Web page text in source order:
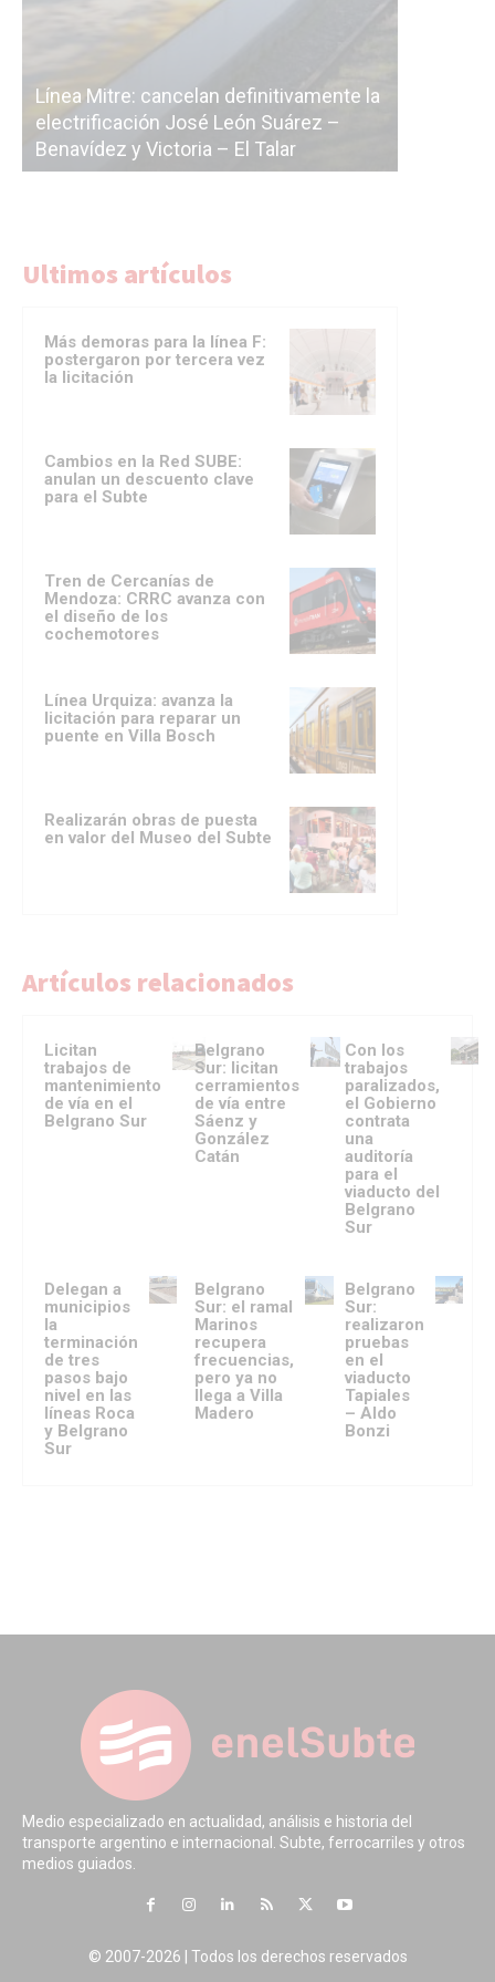
La Ciudad vuelve a postergar la
licitación de la línea F
Ultimos artículos
Más demoras para la línea F:
postergaron por tercera vez
la licitación
Cambios en la Red SUBE:
anulan un descuento clave
para el Subte
Tren de Cercanías de
Mendoza: CRRC avanza con
el diseño de los
cochemotores
Línea Urquiza: avanza la
licitación para reparar un
puente en Villa Bosch
Realizarán obras de puesta
en valor del Museo del Subte
Artículos relacionados
Licitan
trabajos de
mantenimiento
de vía en el
Belgrano Sur
Belgrano
Sur: licitan
cerramientos
de vía entre
Sáenz y
González
Catán
Con los
trabajos
paralizados,
el Gobierno
contrata
una
auditoría
para el
viaducto del
Belgrano
Sur
Delegan a
municipios
la
terminación
de tres
pasos bajo
nivel en las
líneas Roca
y Belgrano
Sur
Belgrano
Sur: el ramal
Marinos
recupera
frecuencias,
pero ya no
llega a Villa
Madero
Belgrano
Sur:
realizaron
pruebas
en el
viaducto
Tapiales
– Aldo
Bonzi
Medio especializado en actualidad, análisis e historia del
transporte argentino e internacional. Subte, ferrocarriles y otros
medios guiados.
© 2007-2026 | Todos los derechos reservados